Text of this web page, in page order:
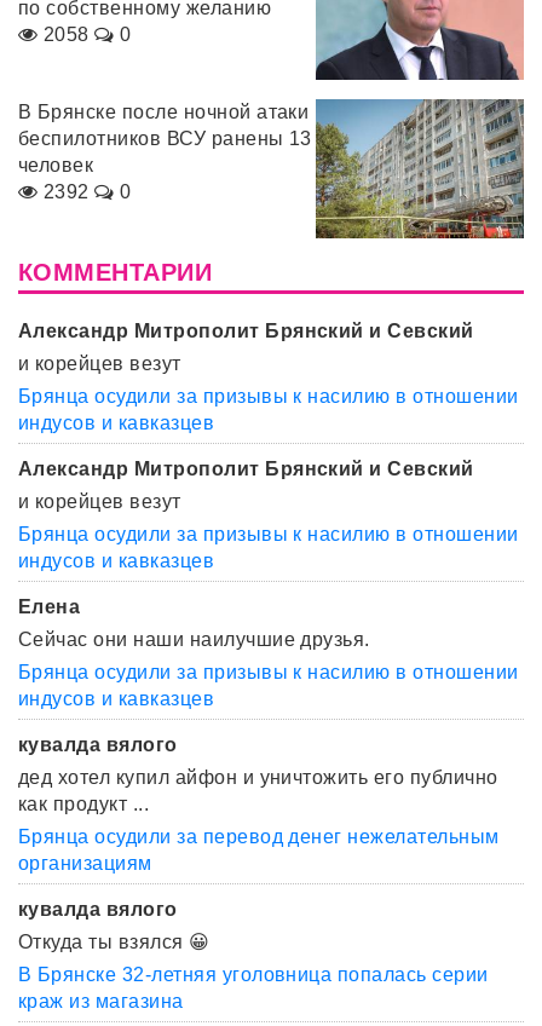
по собственному желанию
2058
0
В Брянске после ночной атаки
беспилотников ВСУ ранены 13
человек
2392
0
КОММЕНТАРИИ
Александр Митрополит Брянский и Севский
и корейцев везут
Брянца осудили за призывы к насилию в отношении
индусов и кавказцев
Александр Митрополит Брянский и Севский
и корейцев везут
Брянца осудили за призывы к насилию в отношении
индусов и кавказцев
Елена
Сейчас они наши наилучшие друзья.
Брянца осудили за призывы к насилию в отношении
индусов и кавказцев
кувалда вялого
дед хотел купил айфон и уничтожить его публично
как продукт ...
Брянца осудили за перевод денег нежелательным
организациям
кувалда вялого
Откуда ты взялся 😀
В Брянске 32-летняя уголовница попалась серии
краж из магазина